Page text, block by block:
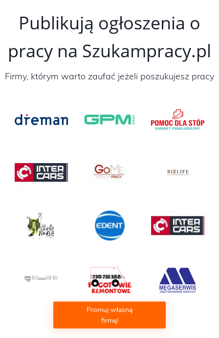
Publikują ogłoszenia o
pracy na Szukampracy.pl
Firmy, którym warto zaufać jeżeli poszukujesz pracy
Promuj własną
firmę!